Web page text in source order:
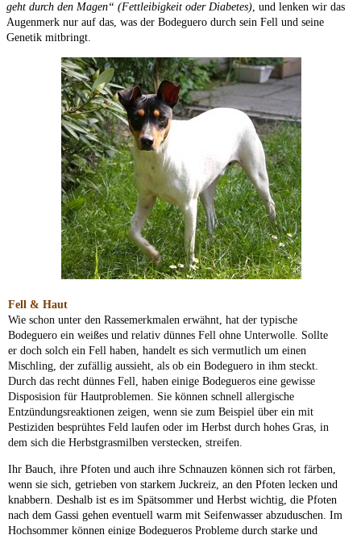
geht durch den Magen“ (Fettleibigkeit oder Diabetes), und lenken wir das
Augenmerk nur auf das, was der Bodeguero durch sein Fell und seine
Genetik mitbringt.
Fell & Haut
Wie schon unter den Rassemerkmalen erwähnt, hat der typische
Bodeguero ein weißes und relativ dünnes Fell ohne Unterwolle. Sollte
er doch solch ein Fell haben, handelt es sich vermutlich um einen
Mischling, der zufällig aussieht, als ob ein Bodeguero in ihm steckt.
Durch das recht dünnes Fell, haben einige Bodegueros eine gewisse
Disposision für Hautproblemen. Sie können schnell allergische
Entzündungsreaktionen zeigen, wenn sie zum Beispiel über ein mit
Pestiziden besprühtes Feld laufen oder im Herbst durch hohes Gras, in
dem sich die Herbstgrasmilben verstecken, streifen.
Ihr Bauch, ihre Pfoten und auch ihre Schnauzen können sich rot färben,
wenn sie sich, getrieben von starkem Juckreiz, an den Pfoten lecken und
knabbern. Deshalb ist es im Spätsommer und Herbst wichtig, die Pfoten
nach dem Gassi gehen eventuell warm mit Seifenwasser abzuduschen. Im
Hochsommer können einige Bodegueros Probleme durch starke und